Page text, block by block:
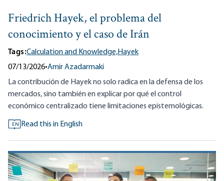
Friedrich Hayek, el problema del
conocimiento y el caso de Irán
Tags:Calculation and Knowledge,Hayek
07/13/2026•Amir Azadarmaki
La contribución de Hayek no solo radica en la defensa de los
mercados, sino también en explicar por qué el control
económico centralizado tiene limitaciones epistemológicas.
EN Read this in English